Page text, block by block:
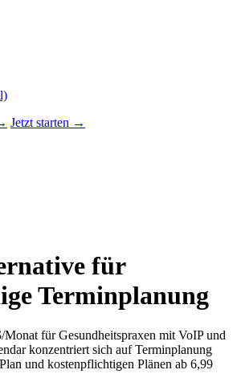
Jetzt starten →
für
Terminplanung
Monat für Gesundheitspraxen mit VoIP und
konzentriert sich auf Terminplanung
und kostenpflichtigen Plänen ab 6,99